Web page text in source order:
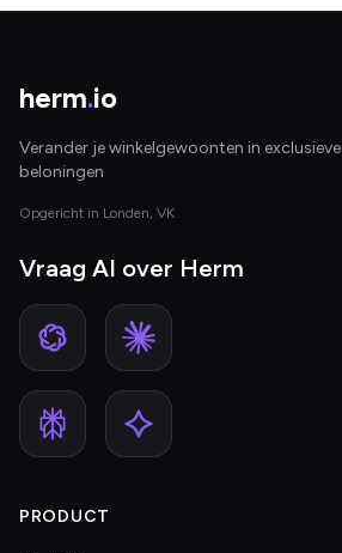
herm.io
Verander je winkelgewoonten in exclusieve
beloningen
Opgericht in Londen, VK
Vraag AI over Herm
PRODUCT